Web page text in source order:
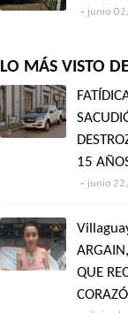
junio
LO MÁS VISTO
15
junio
QUE